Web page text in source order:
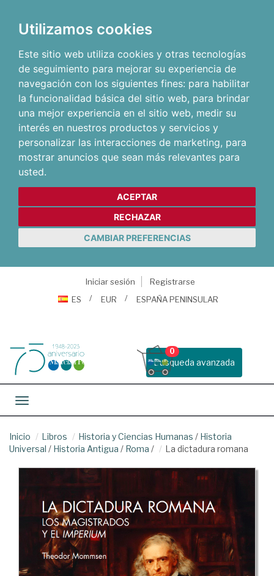
Utilizamos cookies
Este sitio web utiliza cookies y otras tecnologías
de seguimiento para mejorar su experiencia de
navegación con los siguientes fines: para habilitar
la funcionalidad básica del sitio web, para brindar
una mejor experiencia en el sitio web, medir su
interés en nuestros productos y servicios y
personalizar las interacciones de marketing, para
mostrar anuncios que sean más relevantes para
usted.
ACEPTAR
RECHAZAR
CAMBIAR PREFERENCIAS
Iniciar sesión
Registrarse
ES
EUR ESPAÑA PENINSULAR
Busqueda avanzada
0
Toggle navigation
Inicio Libros Historia y Ciencias Humanas / Historia
Universal / Historia Antigua / Roma / La dictadura romana